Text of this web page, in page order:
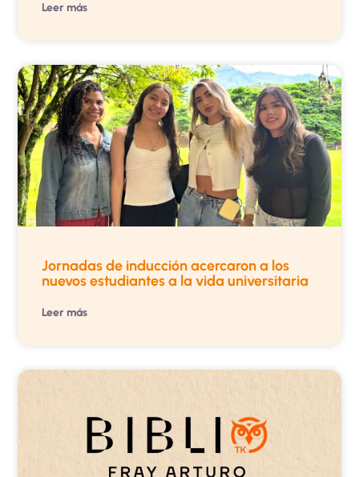
Leer más
Jornadas de inducción acercaron a los
nuevos estudiantes a la vida universitaria
Leer más